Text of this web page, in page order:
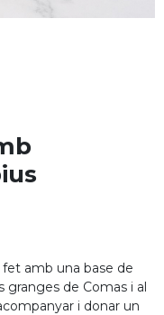
fet amb una base de
granges de Comas i al
i donar un